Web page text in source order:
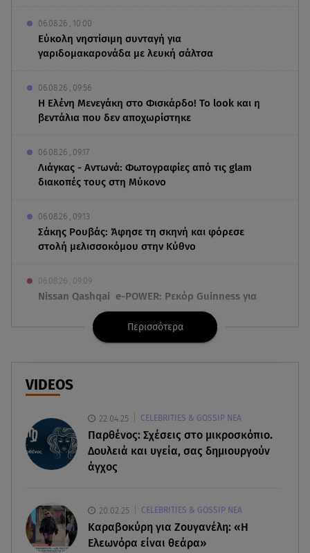
06.08.26 , 10:00
Eύκολη νηστίσιμη συνταγή για
γαριδομακαρονάδα με λευκή σάλτσα
06.08.26 , 09:56
Η Ελένη Μενεγάκη στο Φισκάρδο! Το look και η
βεντάλια που δεν αποχωρίστηκε
06.08.26 , 09:17
Λιάγκας - Αντωνά: Φωτογραφίες από τις glam
διακοπές τους στη Μύκονο
06.08.26 , 09:13
Σάκης Ρουβάς: Άφησε τη σκηνή και φόρεσε
στολή μελισσοκόμου στην Κύθνο
06.08.26 , 09:09
Nissan Qashqai e-POWER: Ρεκόρ Guinness για
την αυτονομία του
Λάμπρος Κωνσταντάρας: «Τα πρώτα μου
Μαρία Κάλλας: Όταν η ντίβα της όπερας μίλησε
σπαστά ελληνικά στο ραδιόφωνο
τροφοδότησε τις φωτιές σε Αττικοβοιωτία
06.08.26 , 08:35
Περισσότερα
VIDEOS
22.04.25 CELEBRITIES & GOSSIP ΝΕΑ
Παρθένος: Σχέσεις στο μικροσκόπιο.
Δουλειά και υγεία, σας δημιουργούν
άγχος
20.02.25 CELEBRITIES & GOSSIP ΝΕΑ
Καραβοκύρη για Ζουγανέλη: «Η
Ελεωνόρα είναι θεάρα»